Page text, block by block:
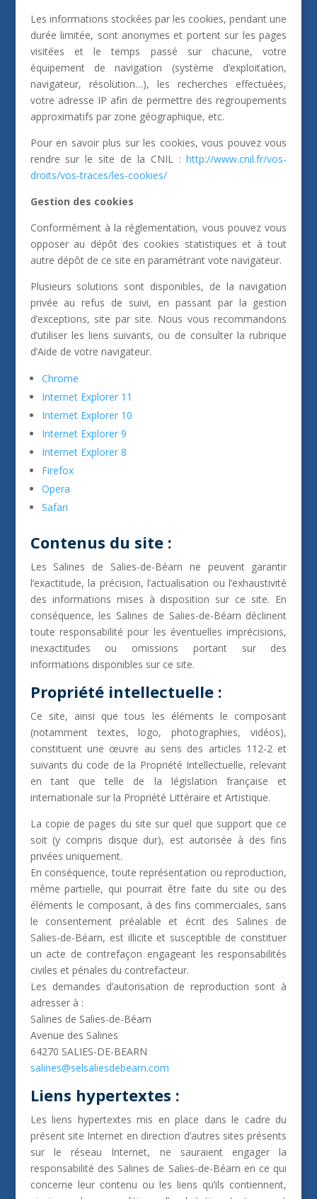
Les informations stockées par les cookies, pendant une
durée limitée, sont anonymes et portent sur les pages
visitées et le temps passé sur chacune, votre
équipement de navigation (système d’exploitation,
navigateur, résolution…), les recherches effectuées,
votre adresse IP afin de permettre des regroupements
approximatifs par zone géographique, etc.
Pour en savoir plus sur les cookies, vous pouvez vous
rendre sur le site de la CNIL :http://www.cnil.fr/vos-
droits/vos-traces/les-cookies/
Gestion des cookies
Conformément à la réglementation, vous pouvez vous
opposer au dépôt des cookies statistiques et à tout
autre dépôt de ce site en paramétrant vote navigateur.
Plusieurs solutions sont disponibles, de la navigation
privée au refus de suivi, en passant par la gestion
d’exceptions, site par site. Nous vous recommandons
d’utiliser les liens suivants, ou de consulter la rubrique
d’Aide de votre navigateur.
Chrome
Internet Explorer 11
Internet Explorer 10
Internet Explorer 9
Internet Explorer 8
Firefox
Opera
Safari
Contenus du site :
Les Salines de Salies-de-Béarn ne peuvent garantir
l’exactitude, la précision, l’actualisation ou l’exhaustivité
des informations mises à disposition sur ce site. En
conséquence, les Salines de Salies-de-Béarn déclinent
toute responsabilité pour les éventuelles imprécisions,
inexactitudes ou omissions portant sur des
informations disponibles sur ce site.
Propriété intellectuelle :
Ce site, ainsi que tous les éléments le composant
(notamment textes, logo, photographies, vidéos),
constituent une œuvre au sens des articles 112-2 et
suivants du code de la Propriété Intellectuelle, relevant
en tant que telle de la législation française et
internationale sur la Propriété Littéraire et Artistique.
La copie de pages du site sur quel que support que ce
soit (y compris disque dur), est autorisée à des fins
privées uniquement.
En conséquence, toute représentation ou reproduction,
même partielle, qui pourrait être faite du site ou des
éléments le composant, à des fins commerciales, sans
le consentement préalable et écrit des Salines de
Salies-de-Béarn, est illicite et susceptible de constituer
un acte de contrefaçon engageant les responsabilités
civiles et pénales du contrefacteur.
Les demandes d’autorisation de reproduction sont à
adresser à :
Salines de Salies-de-Béarn
Avenue des Salines
64270 SALIES-DE-BEARN
salines@selsaliesdebearn.com
Liens hypertextes :
Les liens hypertextes mis en place dans le cadre du
présent site Internet en direction d’autres sites présents
sur le réseau Internet, ne sauraient engager la
responsabilité des Salines de Salies-de-Béarn en ce qui
concerne leur contenu ou les liens qu’ils contiennent,